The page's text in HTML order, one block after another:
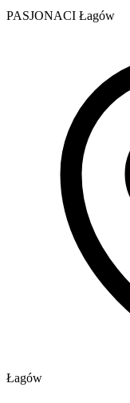
PASJONACI Łagów
Łagów